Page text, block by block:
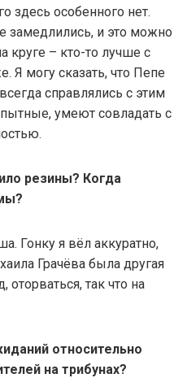
здесь особенного нет.
замедлились, и это можно
круге – кто-то лучше с
Я могу сказать, что Пепе
справлялись с этим
умеют совладать с
резины? Когда
Гонку я вёл аккуратно,
Грачёва была другая
так что на
относительно
на трибунах?